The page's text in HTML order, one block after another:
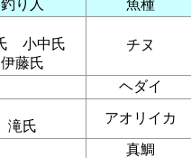
釣り人 魚種
小中氏
伊藤氏
チヌ
ヘダイ
滝氏
アオリイカ
真鯛